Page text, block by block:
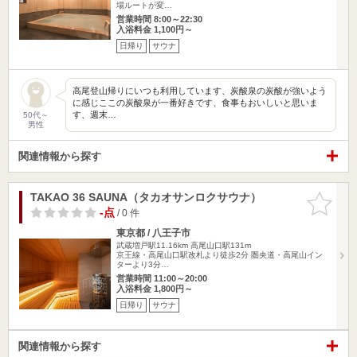
場ルートが変…
営業時間 8:00～22:30
入浴料金 1,100円～
日帰り サウナ
50代～
男性
高尾登山帰りにいつも利用しています、炭酸泉の炭酸が強いよう
に感じここの炭酸泉が一番好きです、食事もおいしいと思いま
す、週末…
関連情報から探す
お気に入
りに追加
TAKAO 36 SAUNA（タカオサンロクサウナ）
-点/ 0 件
東京都 / 八王子市
武蔵増戸駅11.16km 高尾山口駅131m
京王線・高尾山口駅改札より徒歩2分 圏央道・高尾山イン
ターより3分…
営業時間 11:00～20:00
入浴料金 1,800円～
日帰り サウナ
関連情報から探す